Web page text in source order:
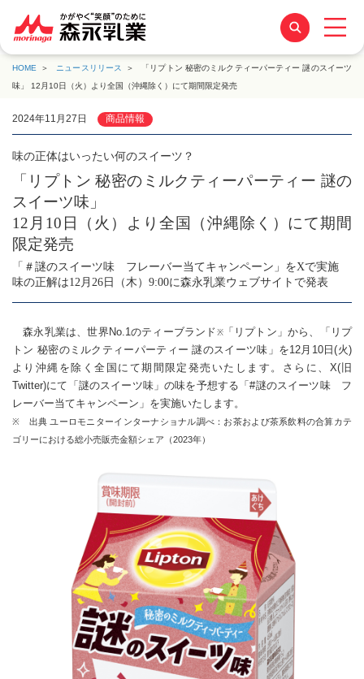
HOME ニュースリリース
「リプトン 秘密のミルクティーパーティー 謎のスイーツ
味」 12月10日（火）より全国（沖縄除く）にて期間限定発売
2024年11月27日 商品情報
味の正体はいったい何のスイーツ？
「リプトン 秘密のミルクティーパーティー 謎の
スイーツ味」
12月10日（火）より全国（沖縄除く）にて期間
限定発売
「＃謎のスイーツ味 フレーバー当てキャンペーン」をXで実施
味の正解は12月26日（木）9:00に森永乳業ウェブサイトで発表
森永乳業は、世界No.1のティーブランド※「リプトン」から、「リプ
トン 秘密のミルクティーパーティー 謎のスイーツ味」を12月10日(火)
より沖縄を除く全国にて期間限定発売いたします。さらに、X(旧
Twitter)にて「謎のスイーツ味」の味を予想する「#謎のスイーツ味 フ
レーバー当てキャンペーン」を実施いたします。
※ 出典 ユーロモニターインターナショナル調べ：お茶および茶系飲料の合算カテ
ゴリーにおける総小売販売金額シェア（2023年）